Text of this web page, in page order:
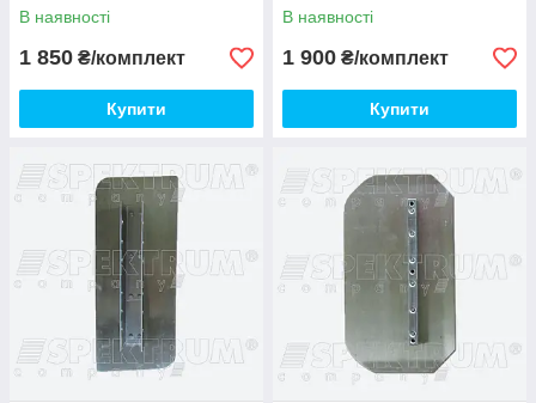
В наявності
1 850 ₴/комплект
Купити
В наявності
1 900 ₴/комплект
Купити